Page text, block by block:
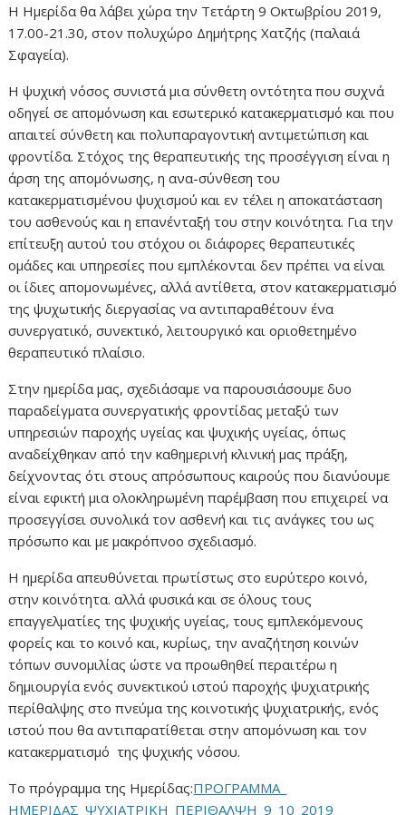
Η Ημερίδα θα λάβει χώρα την Τετάρτη 9 Οκτωβρίου 2019,
17.00-21.30, στον πολυχώρο Δημήτρης Χατζής (παλαιά
Σφαγεία).
Η ψυχική νόσος συνιστά μια σύνθετη οντότητα που συχνά
οδηγεί σε απομόνωση και εσωτερικό κατακερματισμό και που
απαιτεί σύνθετη και πολυπαραγοντική αντιμετώπιση και
φροντίδα. Στόχος της θεραπευτικής της προσέγγιση είναι η
άρση της απομόνωσης, η ανα-σύνθεση του
κατακερματισμένου ψυχισμού και εν τέλει η αποκατάσταση
του ασθενούς και η επανένταξή του στην κοινότητα. Για την
επίτευξη αυτού του στόχου οι διάφορες θεραπευτικές
ομάδες και υπηρεσίες που εμπλέκονται δεν πρέπει να είναι
οι ίδιες απομονωμένες, αλλά αντίθετα, στον κατακερματισμό
της ψυχωτικής διεργασίας να αντιπαραθέτουν ένα
συνεργατικό, συνεκτικό, λειτουργικό και οριοθετημένο
θεραπευτικό πλαίσιο.
Στην ημερίδα μας, σχεδιάσαμε να παρουσιάσουμε δυο
παραδείγματα συνεργατικής φροντίδας μεταξύ των
υπηρεσιών παροχής υγείας και ψυχικής υγείας, όπως
αναδείχθηκαν από την καθημερινή κλινική μας πράξη,
δείχνοντας ότι στους απρόσωπους καιρούς που διανύουμε
είναι εφικτή μια ολοκληρωμένη παρέμβαση που επιχειρεί να
προσεγγίσει συνολικά τον ασθενή και τις ανάγκες του ως
πρόσωπο και με μακρόπνοο σχεδιασμό.
Η ημερίδα απευθύνεται πρωτίστως στο ευρύτερο κοινό,
στην κοινότητα. αλλά φυσικά και σε όλους τους
επαγγελματίες της ψυχικής υγείας, τους εμπλεκόμενους
φορείς και το κοινό και, κυρίως, την αναζήτηση κοινών
τόπων συνομιλίας ώστε να προωθηθεί περαιτέρω η
δημιουργία ενός συνεκτικού ιστού παροχής ψυχιατρικής
περίθαλψης στο πνεύμα της κοινοτικής ψυχιατρικής, ενός
ιστού που θα αντιπαρατίθεται στην απομόνωση και τον
κατακερματισμό της ψυχικής νόσου.
Το πρόγραμμα της Ημερίδας:ΠΡΟΓΡΑΜΜΑ_
HΜΕΡΙΔΑΣ_ΨΥΧΙΑΤΡΙΚΗ_ΠΕΡΙΘΑΛΨΗ_9_10_2019